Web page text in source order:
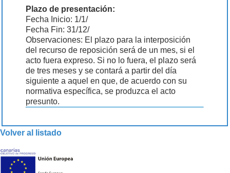
Plazo de presentación:
Fecha Inicio: 1/1/
Fecha Fin: 31/12/
Observaciones: El plazo para la interposición
del recurso de reposición será de un mes, si el
acto fuera expreso. Si no lo fuera, el plazo será
de tres meses y se contará a partir del día
siguiente a aquel en que, de acuerdo con su
normativa específica, se produzca el acto
presunto.
Volver al listado